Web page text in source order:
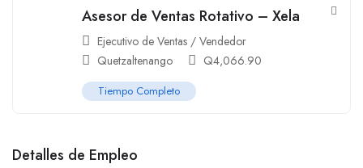
Asesor de Ventas Rotativo – Xela
Ejecutivo de Ventas / Vendedor
Quetzaltenango
Q4,066.90
Tiempo Completo
Detalles de Empleo